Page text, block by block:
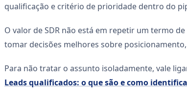
qualificação e critério de prioridade dentro do
O valor de SDR não está em repetir um termo
tomar decisões melhores sobre
Para não tratar o assunto isoladamente, vale
Leads qualificados: o que são e como